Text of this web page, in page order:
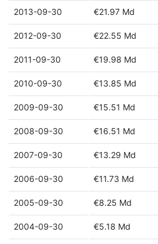
2013-09-30 €21.97 Md
2012-09-30 €22.55 Md
2011-09-30 €19.98 Md
2010-09-30 €13.85 Md
2009-09-30 €15.51 Md
2008-09-30 €16.51 Md
2007-09-30 €13.29 Md
2006-09-30 €11.73 Md
2005-09-30 €8.25 Md
2004-09-30 €5.18 Md